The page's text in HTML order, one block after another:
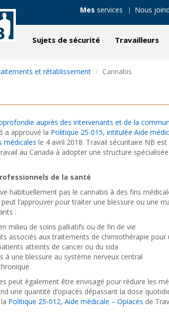
Mes services Nous
Sujets de sécurité Travailleurs
et rétablissement Cannabis
auprès des intervenants et de la
a approuvé la Politique 25-015, intitulée Aide
médicales le 4 avril 2018. Travail sécuritaire NB
au Canada à adopter une structure
de la santé
habituellement pas le cannabis à des fins
peut l’approuver pour traiter une blessure ou une
:
milieu de soins palliatifs ou de fin de vie
associés aux traitements de chimiothérapie pour
atteints de cancer ou du sida
à une blessure au système nerveux central
peut également être envisagé pour réduire les
une quantité d’opiacés dépassant la dose
Politique 25-012, Aide médicale – Opiacés de